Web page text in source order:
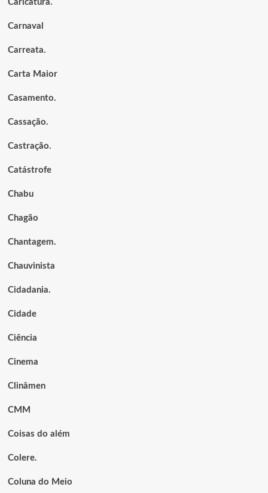
Caricatura.
Carnaval
Carreata.
Carta Maior
Casamento.
Cassação.
Castração.
Catástrofe
Chabu
Chagão
Chantagem.
Chauvinista
Cidadania.
Cidade
Ciência
Cinema
Clinâmen
CMM
Coisas do além
Colere.
Coluna do Meio